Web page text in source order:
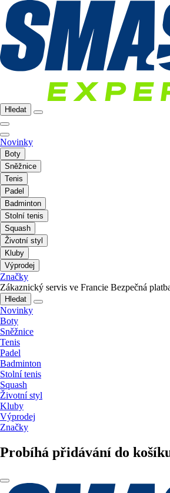
Hledat
Novinky
Boty
Sněžnice
Tenis
Padel
Badminton
Stolní tenis
Squash
Životní styl
Kluby
Výprodej
Značky
Zákaznický servis ve Francie Bezpečná
Hledat
Novinky
Boty
Sněžnice
Tenis
Padel
Badminton
Stolní tenis
Squash
Životní styl
Kluby
Výprodej
Značky
Probíhá přidávání do